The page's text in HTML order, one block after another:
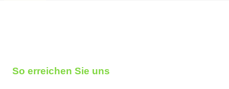
So erreichen Sie uns